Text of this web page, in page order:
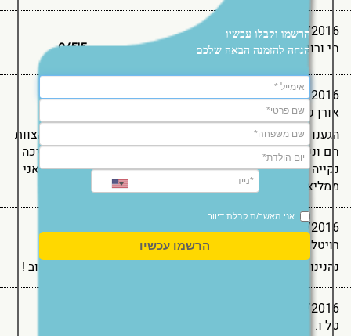
09/08/2016
חי ורונה ו.
5'0
/5
09/08/2016
אורן ק.
הגענו אל החופשה במטרה להתפנק וכך היה. השירות נהדר, הצוות
חם ונכון לסייע ולהעניק שרות. חדר האוכל עשיר ומגוון. הבריכה
נקייה ובמשך שעות השחיה המותרות נכח מציל כפי שצריך. אני
ממליצה בחום על המלון ובהחלט נשוב אליו !
09/08/2016
רויטל ג.
נהנינו מאוד בחופשה מהאוכל, השירות מהכל תודה , נחזור שוב !
06/08/2016
טל ו.
הרשמו וקבלו עכשיו
הנחה להזמנה הבאה שלכם
אני מאשר/ת קבלת דיוור
הרשמו עכשיו